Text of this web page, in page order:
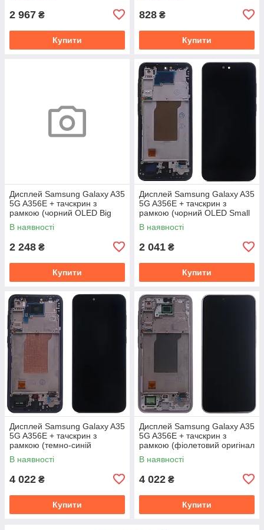
2 967 ₴
Купити
828 ₴
Купити
Дисплей Samsung Galaxy A35
5G A356E + тачскрин з
рамкою (чорний OLED Big
Glass)
В наявності
2 248 ₴
Купити
Дисплей Samsung Galaxy A35
5G A356E + тачскрин з
рамкою (чорний OLED Small
Glass)
В наявності
2 041 ₴
Купити
Дисплей Samsung Galaxy A35
5G A356E + тачскрин з
рамкою (темно-синій
оригінал OEM SP)
В наявності
4 022 ₴
Купити
Дисплей Samsung Galaxy A35
5G A356E + тачскрин з
рамкою (фіолетовий оригінал
OEM SP)
В наявності
4 022 ₴
Купити